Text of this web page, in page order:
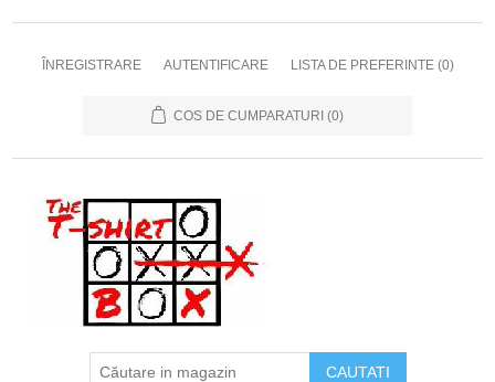
ÎNREGISTRARE AUTENTIFICARE LISTA DE PREFERINTE (0)
COS DE CUMPARATURI (0)